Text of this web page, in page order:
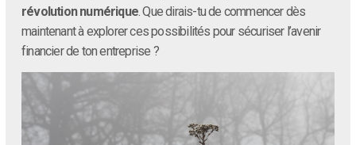
révolution numérique. Que dirais-tu de commencer dès
maintenant à explorer ces possibilités pour sécuriser l’avenir
financier de ton entreprise ?